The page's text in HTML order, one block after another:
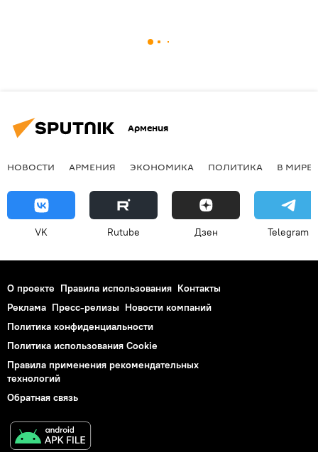
Армения
НОВОСТИ АРМЕНИЯ ЭКОНОМИКА ПОЛИТИКА В МИРЕ
VK Rutube Дзен Telegram
О проекте Правила использования Контакты
Реклама Пресс-релизы Новости компаний
Политика конфиденциальности
Политика использования Cookie
Правила применения рекомендательных
технологий
Обратная связь